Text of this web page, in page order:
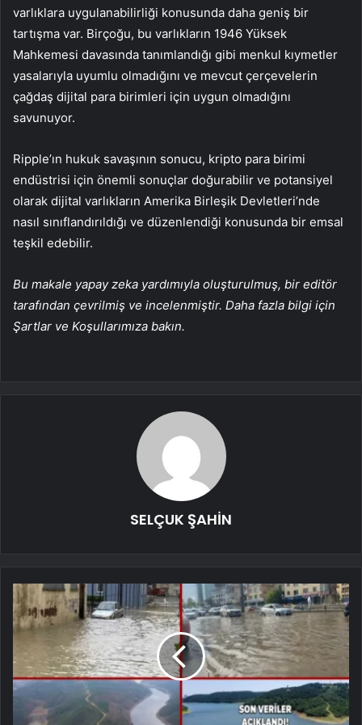
varlıklara uygulanabilirliği konusunda daha geniş bir
tartışma var. Birçoğu, bu varlıkların 1946 Yüksek
Mahkemesi davasında tanımlandığı gibi menkul kıymetler
yasalarıyla uyumlu olmadığını ve mevcut çerçevelerin
çağdaş dijital para birimleri için uygun olmadığını
savunuyor.
Ripple’ın hukuk savaşının sonucu, kripto para birimi
endüstrisi için önemli sonuçlar doğurabilir ve potansiyel
olarak dijital varlıkların Amerika Birleşik Devletleri’nde
nasıl sınıflandırıldığı ve düzenlendiği konusunda bir emsal
teşkil edebilir.
Bu makale yapay zeka yardımıyla oluşturulmuş, bir editör
tarafından çevrilmiş ve incelenmiştir. Daha fazla bilgi için
Şartlar ve Koşullarımıza bakın.
SELÇUK ŞAHİN